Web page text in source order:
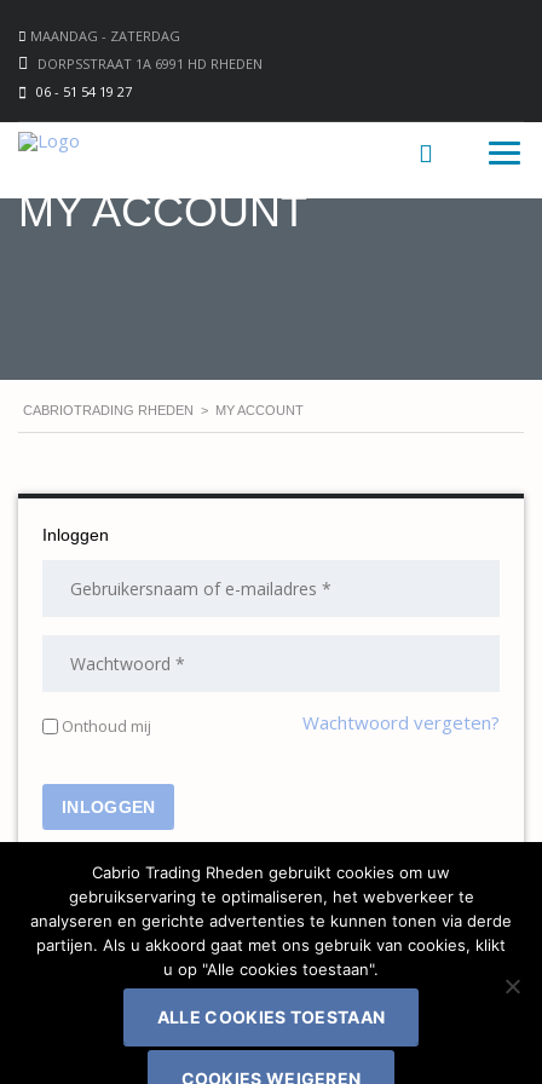
MAANDAG - ZATERDAG
DORPSSTRAAT 1A 6991 HD RHEDEN
06 - 51 54 19 27
MY ACCOUNT
CABRIOTRADING RHEDEN > MY ACCOUNT
Inloggen
Onthoud mij Wachtwoord vergeten?
Dorpsstraat 1a, 6991 HD Rheden | 06 - 51 54 19 27 |
| Website onderhoud:Joomlapartner Internetbureau
Cabrio Trading Rheden gebruikt cookies om uw
gebruikservaring te optimaliseren, het webverkeer te
analyseren en gerichte advertenties te kunnen tonen via derde
partijen. Als u akkoord gaat met ons gebruik van cookies, klikt
u op "Alle cookies toestaan".
ALLE COOKIES TOESTAAN
COOKIES WEIGEREN